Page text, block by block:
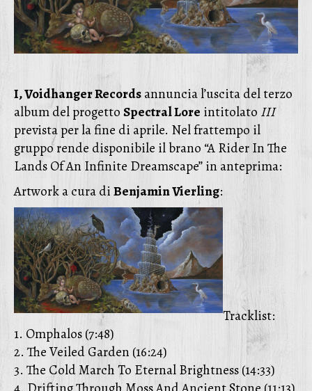
I, Voidhanger Recordsannuncia l’uscita del terzo
album del progettoSpectral Lore intitolato III
prevista per la fine di aprile. Nel frattempo il
gruppo rende disponibile il brano “A Rider In The
Lands Of An Infinite Dreamscape” in anteprima:
Artwork a cura diBenjamin Vierling:
Tracklist:
1. Omphalos (7:48)
2. The Veiled Garden (16:24)
3. The Cold March To Eternal Brightness (14:33)